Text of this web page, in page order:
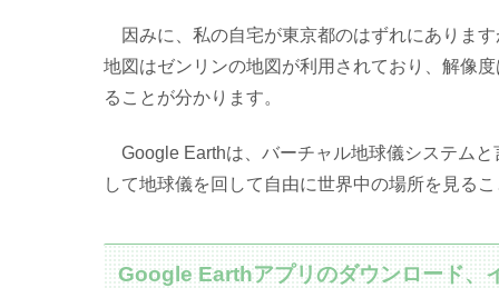
因みに、私の自宅が東京都のはずれにありま
地図はゼンリンの地図が利用されており、解像
ることが分かります。
Google Earthは、バーチャル地球儀システム
して地球儀を回して自由に世界中の場所を見る
Google Earthアプリのダウンロード、